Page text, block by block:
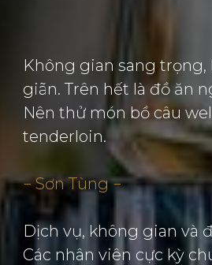
Không gian sang trọng,
giãn. Trên hết là đồ ăn
Nên thử món bồ câu
tenderloin.
− Sơn Tùng −
Dịch vụ, không gian và
Các nhân viên cực kỳ